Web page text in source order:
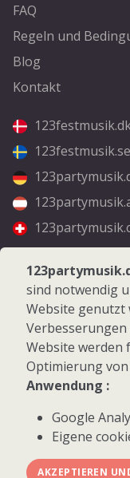
FAQ
Regeln und
Blog
Kontakt
123festmusik.se
Folgen Sie uns
Facebook
Instagram
© 2026
sind notwendig
Website genutzt
Verbesserungen
Website werden
Optimierung
Anwendung :
Google
Eigene
AKZEPTIEREN